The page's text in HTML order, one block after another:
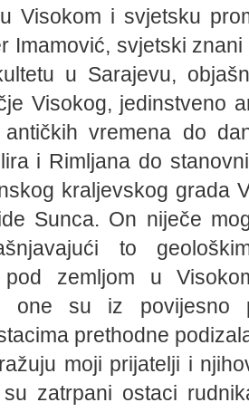
Visokom i svjetsku
Imamović, svjetski
u Sarajevu,
Visokog, jedinstveno
vremena do
i Rimljana do
kraljevskog grada
Sunca. On niječe
to
pod zemljom u
one su iz povijesno
prethodne
moji prijatelji i
zatrpani ostaci